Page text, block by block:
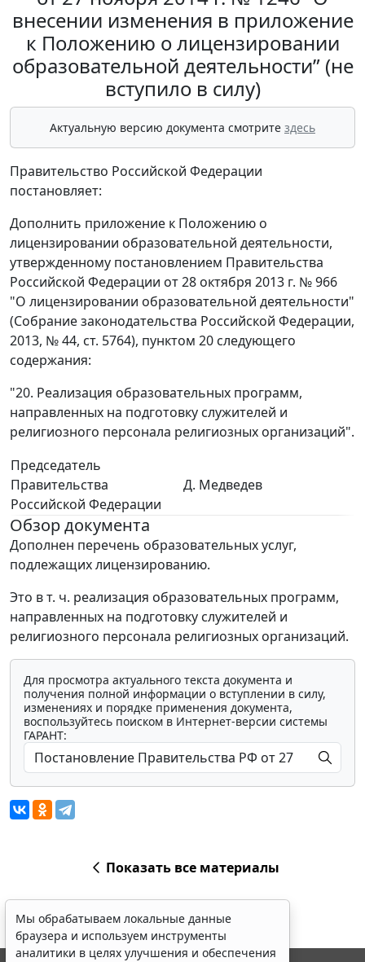
внесении изменения в приложение
к Положению о лицензировании
образовательной деятельности” (не
вступило в силу)
Актуальную версию документа смотрите здесь
Правительство Российской Федерации
постановляет:
Дополнить приложение к Положению о
лицензировании образовательной деятельности,
утвержденному постановлением Правительства
Российской Федерации от 28 октября 2013 г. № 966
"О лицензировании образовательной деятельности"
(Собрание законодательства Российской Федерации,
2013, № 44, ст. 5764), пунктом 20 следующего
содержания:
"20. Реализация образовательных программ,
направленных на подготовку служителей и
религиозного персонала религиозных организаций".
Председатель
Правительства
Российской Федерации
Д. Медведев
Обзор документа
Дополнен перечень образовательных услуг,
подлежащих лицензированию.
Это в т. ч. реализация образовательных программ,
направленных на подготовку служителей и
религиозного персонала религиозных организаций.
Для просмотра актуального текста документа и
получения полной информации о вступлении в силу,
изменениях и порядке применения документа,
воспользуйтесь поиском в Интернет-версии системы
ГАРАНТ:
Показать все материалы
Мы обрабатываем локальные данные
браузера и используем инструменты
аналитики в целях улучшения и обеспечения